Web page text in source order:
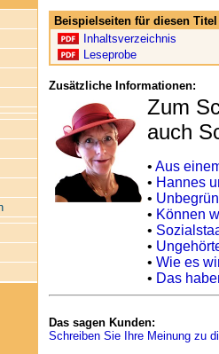
Beispielseiten für diesen
Inhaltsverzeichnis
Leseprobe
Zusätzliche Informationen:
Zum
auch
• Aus
• Hannes
•
• Können
•
•
• Wie es
• Das
Das sagen Kunden:
Schreiben Sie Ihre Meinung zu